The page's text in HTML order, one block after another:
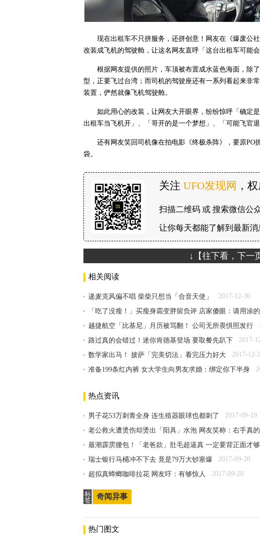
现在出租车不只拼服务，还拼创意！网友在《爆废公
改装成飞机的驾驶舱，让这名网友直呼「这台出租车可能会
根据网友提供的照片，车顶被布置成水蓝色海面，除
型，正要飞过台湾；而司机的驾驶座还有一系列看起来非
装置，俨然就像飞机驾驶舱。
如此用心的改装，让网友大开眼界，纷纷惊呼「确定
出租车当飞机开」、「哥开的是一个梦想」、「可能飞官退
还有网友笑回司机像在拍电影《终极杀阵》，要原PO
袋。
关注 UFO发现网 ，
扫描二维码 或 搜索微信公
让你每天都能了解到最新消
↓【往下看，下一
相关阅读
递麦克风偏不唱 柴柴只想当「合音天使」 2017-12-30
「吃了没瘦！」买瘦身霜变胖留负评 店家傻眼：请用涂的
越捷航空「比基尼」月历被骂翻！ 公司无所畏惧照发行
路过真的会错过！迷你肯德基登场 要取餐先趴下 2017-
数学家出马！ 披萨「完美切法」看完压力好大 2017-12-
准备199条红内裤 女大学生向男友求婚：绑定你下半身
热点资讯
男子花53万刺青全身 连生殖器眼球也都刺了 2017-09-19
老公救火遭烫伤却烫出「阳具」水泡 网友笑称：右手真
最潮霹雳腰包！「老爸款」肚毛超逼真 一定要背正面才
瑞士银行马桶冲不下去 竟是79万大钞塞爆 2017-09-20
超拟真蟑螂咖啡拉花 网友吓：有够惊人 2017-09-20
标
签
奇闻异事
热门图文